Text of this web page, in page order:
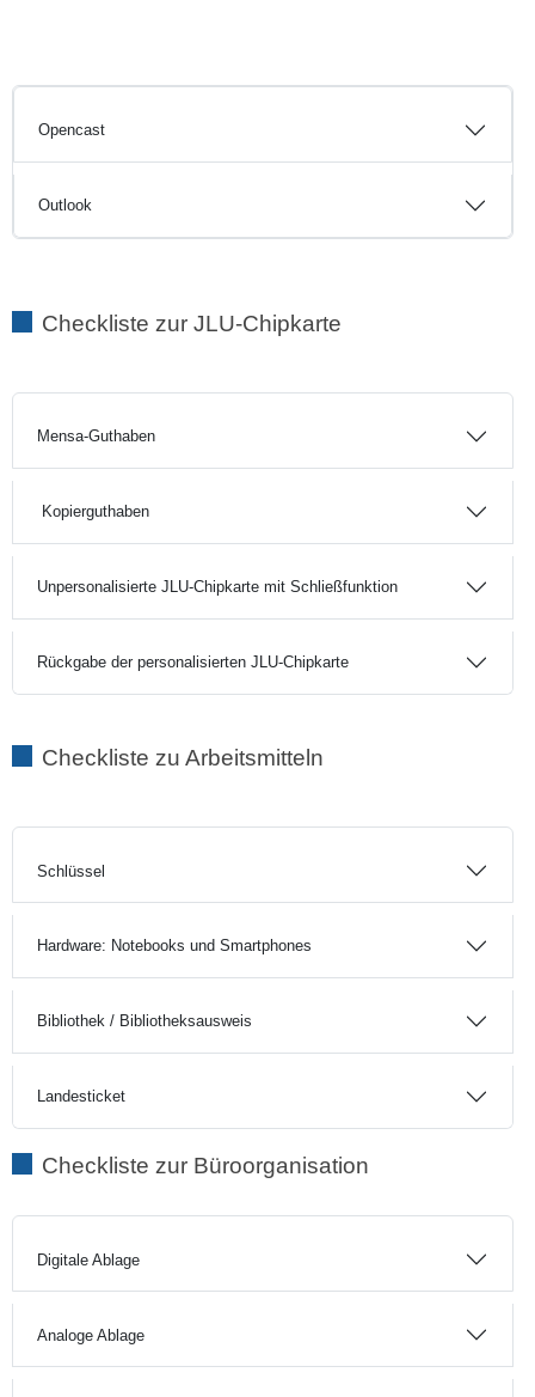
Opencast
Outlook
Checkliste zur JLU-Chipkarte
Mensa-Guthaben
Kopierguthaben
Unpersonalisierte JLU-Chipkarte mit Schließfunktion
Rückgabe der personalisierten JLU-Chipkarte
Checkliste zu Arbeitsmitteln
Schlüssel
Hardware: Notebooks und Smartphones
Bibliothek / Bibliotheksausweis
Landesticket
Checkliste zur Büroorganisation
Digitale Ablage
Analoge Ablage